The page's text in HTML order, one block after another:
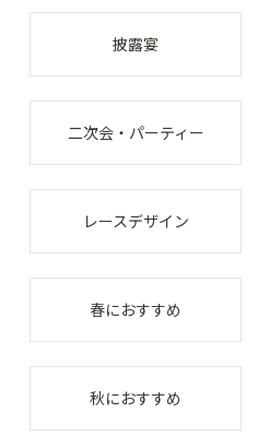
披露宴
二次会・パーティー
レースデザイン
春におすすめ
秋におすすめ